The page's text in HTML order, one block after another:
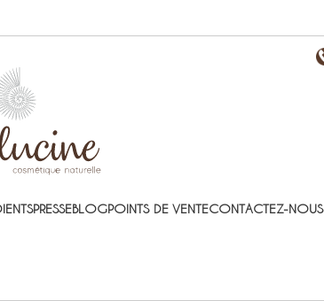
PRESSEBLOGPOINTS DE VENTECONTACTEZ-NOUS